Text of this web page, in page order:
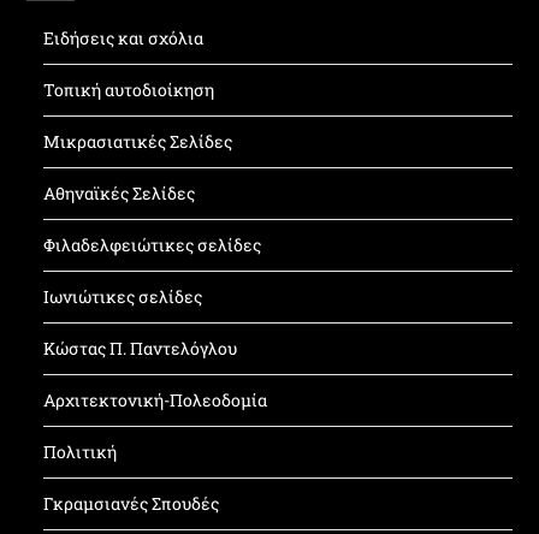
Ειδήσεις και σχόλια
Τοπική αυτοδιοίκηση
Μικρασιατικές Σελίδες
Αθηναϊκές Σελίδες
Φιλαδελφειώτικες σελίδες
Ιωνιώτικες σελίδες
Κώστας Π. Παντελόγλου
Αρχιτεκτονική-Πολεοδομία
Πολιτική
Γκραμσιανές Σπουδές